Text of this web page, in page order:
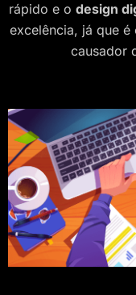
rápido e o design
excelência, já que é
causador